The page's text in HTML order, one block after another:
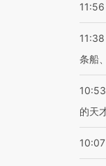
11:56
11:38
条船
10:53
的天
10:07